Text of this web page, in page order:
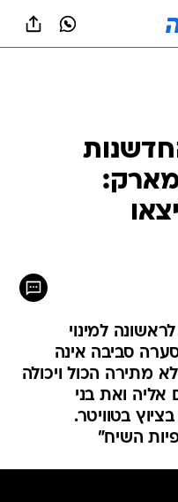
למינוי
סביבה אינה
מתירה הכול ויכולה
ואת בני
בטוויטר.
השיח"